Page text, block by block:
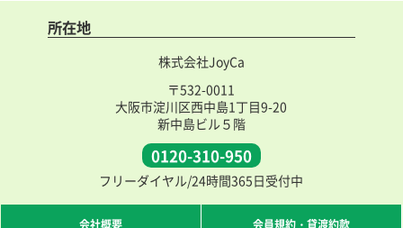
所在地
株式会社JoyCa
〒532-0011
大阪市淀川区西中島1丁目9-20
新中島ビル５階
0120-310-950
フリーダイヤル/24時間365日受付中
会社概要 会員規約・貸渡約款